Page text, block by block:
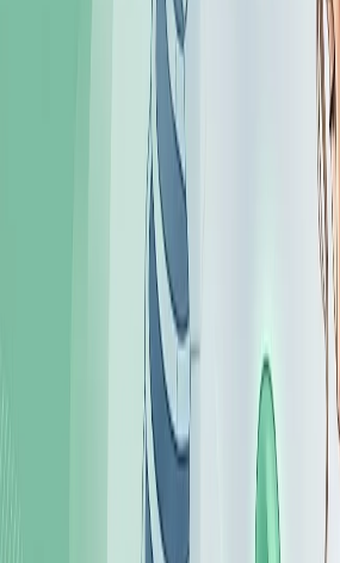
Подробнее о причинах, формах и
отдельном материале о панкреатите.
Гастрит, язва, функциональные
боль и дискомфорт в верхней части
особенно связанные с приёмом пищи.
Увеличение селезёнки при
и инфекциях, а также её травмы
слева. Травма селезёнки –
Кишечник